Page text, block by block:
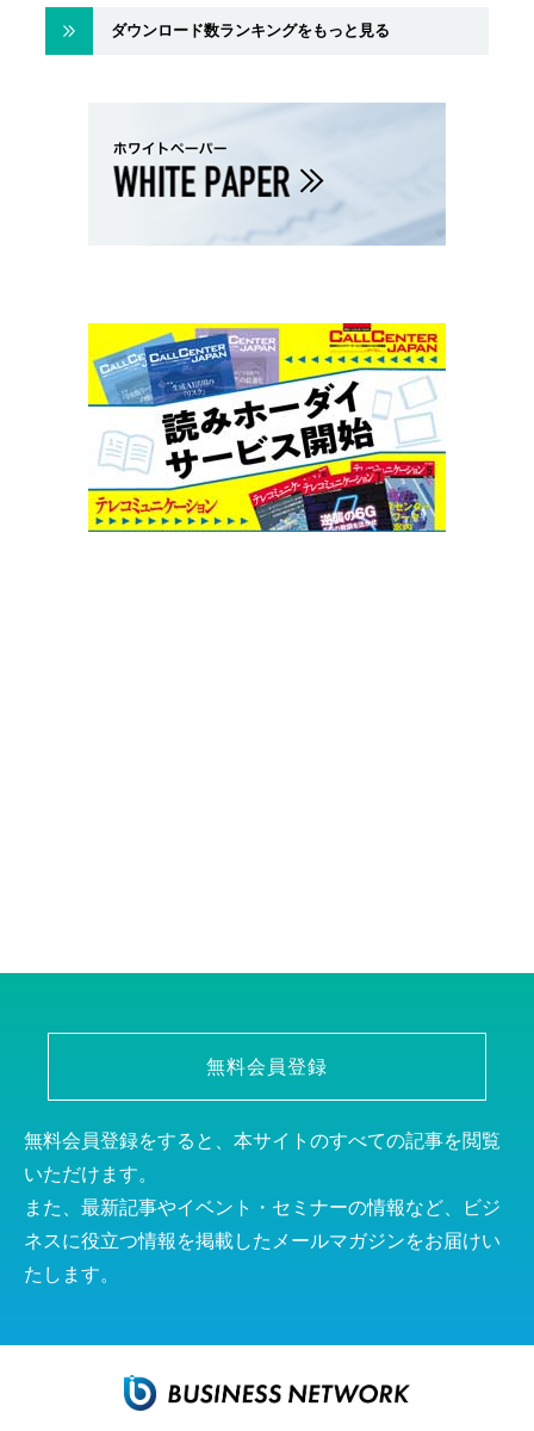
ダウンロード数ランキングをもっと見る
無料会員登録
無料会員登録をすると、本サイトのすべての記事を閲覧
いただけます。
また、最新記事やイベント・セミナーの情報など、ビジ
ネスに役立つ情報を掲載したメールマガジンをお届けい
たします。